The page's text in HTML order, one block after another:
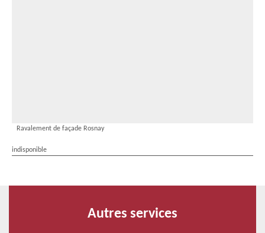
Ravalement de façade Rosnay
indisponible
Autres services